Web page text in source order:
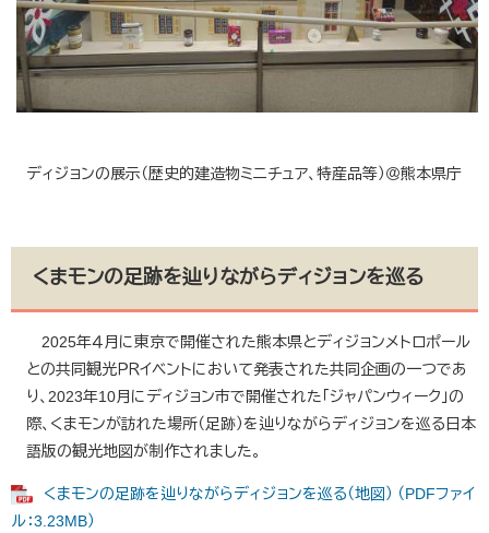
ディジョンの展示（歴史的建造物ミニチュア、特産品等）＠熊本県庁
くまモンの足跡を辿りながらディジョンを巡る
2025年４月に東京で開催された熊本県とディジョンメトロポール
との共同観光ＰＲイベントにおいて発表された共同企画の一つであ
り、2023年10月にディジョン市で開催された「ジャパンウィーク」の
際、くまモンが訪れた場所（足跡）を辿りながらディジョンを巡る日本
語版の観光地図が制作されました。
くまモンの足跡を辿りながらディジョンを巡る（地図） （PDFファイ
ル：3.23MB）